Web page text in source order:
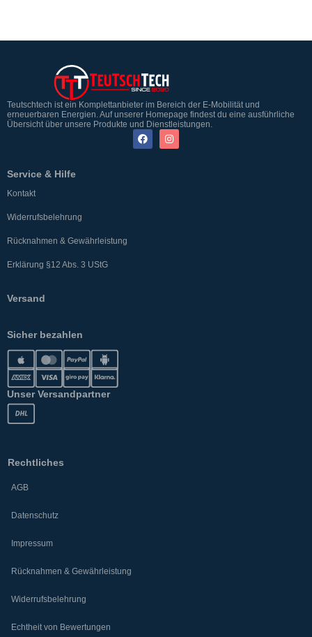
Teutschtech ist ein Komplettanbieter im Bereich der E-Mobilität und
erneuerbaren Energien. Auf unserer Homepage findest du eine ausführliche
Übersicht über unsere Produkte und Dienstleistungen.
Service & Hilfe
Kontakt
Widerrufsbelehrung
Rücknahmen & Gewährleistung
Erklärung §12 Abs. 3 UStG
Versand
Sicher bezahlen
Unser Versandpartner
Rechtliches
AGB
Datenschutz
Impressum
Rücknahmen & Gewährleistung
Widerrufsbelehrung
Echtheit von Bewertungen